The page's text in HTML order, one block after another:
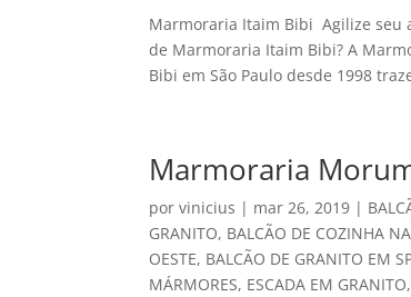
Marmoraria Itaim Bibi Agilize seu
de Marmoraria Itaim Bibi? A
Bibi em São Paulo desde 1998
Marmoraria
porvinicius | mar 26, 2019 |
GRANITO, BALCÃO DE COZINHA
OESTE, BALCÃO DE GRANITO EM
MÁRMORES, ESCADA EM GRANITO,